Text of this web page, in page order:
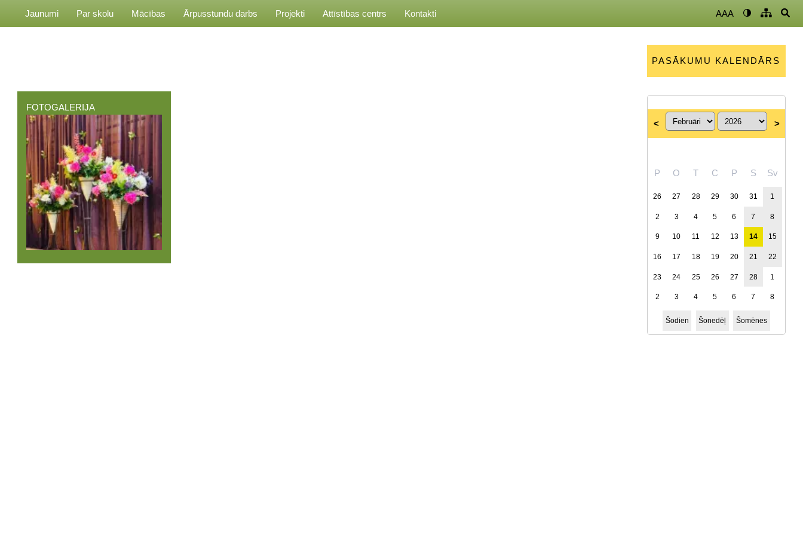
Jaunumi Par skolu Mācības Ārpusstundu darbs Projekti Attīstības centrs Kontakti AAA
FOTOGALERIJA
PASĀKUMU KALENDĀRS
< >
P O T C P S Sv
26 27 28 29 30 31 1
2 3 4 5 6 7 8
9 10 11 12 13 14 15
16 17 18 19 20 21 22
23 24 25 26 27 28 1
2 3 4 5 6 7 8
Šodien Šonedēļ Šomēnes